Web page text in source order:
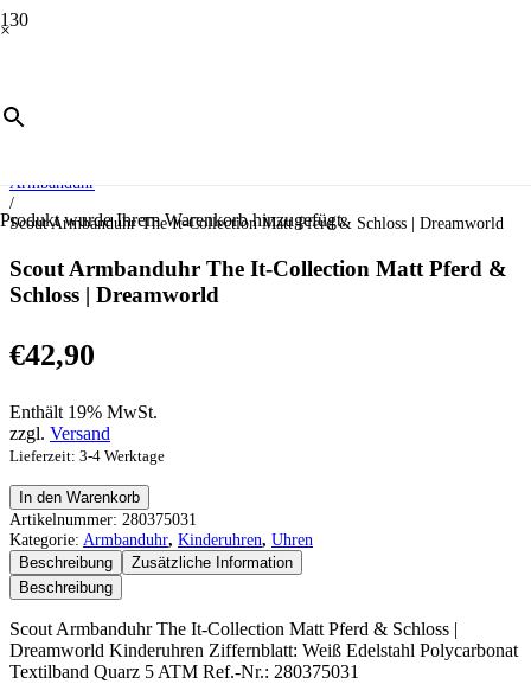
×
Produktwurde Ihrem Warenkorb hinzugefügt.
/
Armbanduhr
/
Scout Armbanduhr The It-Collection Matt Pferd & Schloss | Dreamworld
Scout Armbanduhr The It-Collection Matt Pferd &
Schloss | Dreamworld
€42,90
Enthält 19% MwSt.
zzgl. Versand
Lieferzeit: 3-4 Werktage
Scout
Armbanduhr
The
It-
Collection
Matt
Pferd
&
Schloss
In den Warenkorb
Artikelnummer: 280375031
Kategorie: Armbanduhr, Kinderuhren, Uhren
Beschreibung
Zusätzliche Information
Beschreibung
Scout Armbanduhr The It-Collection Matt Pferd & Schloss |
Dreamworld Kinderuhren Ziffernblatt: Weiß Edelstahl Polycarbonat
Textilband Quarz 5 ATM Ref.-Nr.: 280375031